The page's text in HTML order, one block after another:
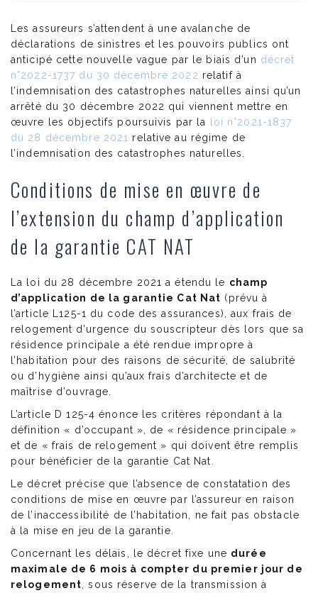
Les assureurs s’attendent à une avalanche de
déclarations de sinistres et les pouvoirs publics ont
anticipé cette nouvelle vague par le biais d’un décret
n°2022-1737 du 30 décembre 2022 relatif à
l’indemnisation des catastrophes naturelles ainsi qu’un
arrêté du 30 décembre 2022 qui viennent mettre en
œuvre les objectifs poursuivis par la
loi n°2021-1837
du 28 décembre 2021 relative au régime de
l’indemnisation des catastrophes naturelles.
Conditions de mise en œuvre de
l’extension du champ d’application
de la garantie CAT NAT
La loi du 28 décembre 2021 a étendu le champ
d’application de la garantie Cat Nat (prévu à
l’article L125-1 du code des assurances), aux frais de
relogement d’urgence du souscripteur dès lors que sa
résidence principale a été rendue impropre à
l’habitation pour des raisons de sécurité, de salubrité
ou d’hygiène ainsi qu’aux frais d’architecte et de
maîtrise d’ouvrage.
L’article D 125-4 énonce les critères répondant à la
définition « d’occupant », de « résidence principale »
et de « frais de relogement » qui doivent être remplis
pour bénéficier de la garantie Cat Nat.
Le décret précise que l’absence de constatation des
conditions de mise en œuvre par l’assureur en raison
de l’inaccessibilité de l’habitation, ne fait pas obstacle
à la mise en jeu de la garantie.
Concernant les délais, le décret fixe une durée
maximale de 6 mois à compter du premier jour de
relogement , sous réserve de la transmission à